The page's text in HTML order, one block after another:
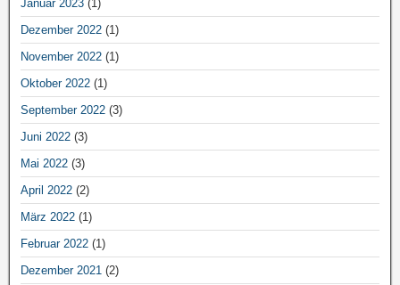
Januar 2023 (1)
Dezember 2022 (1)
November 2022 (1)
Oktober 2022 (1)
September 2022 (3)
Juni 2022 (3)
Mai 2022 (3)
April 2022 (2)
März 2022 (1)
Februar 2022 (1)
Dezember 2021 (2)